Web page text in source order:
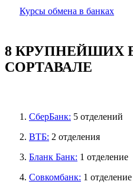
Курсы обмена в банках
8 КРУПНЕЙШИХ
СОРТАВАЛЕ
1. СберБанк: 5 отделений
2. ВТБ: 2 отделения
3. Бланк Банк: 1 отделение
4. Совкомбанк: 1 отделение